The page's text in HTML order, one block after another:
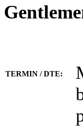
TERMIN / DTE: